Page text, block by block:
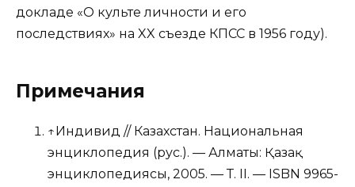
докладе «О культе личности и его
последствиях» на XX съезде КПСС в 1956 году).
Примечания
↑Индивид // Казахстан. Национальная
энциклопедия (рус.). — Алматы: Қазақ
энциклопедиясы, 2005. — Т. II. — ISBN 9965-